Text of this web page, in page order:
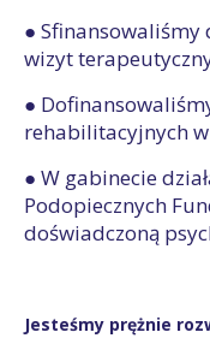
●
wizyt
●
rehabilitacyjnych
● W gabinecie
Podopiecznych
doświadczoną
Jesteśmy prężnie